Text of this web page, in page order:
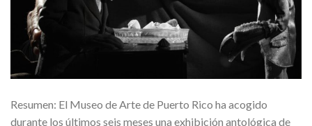
Resumen: El Museo de Arte de Puerto Rico ha acogido
durante los últimos seis meses una exhibición antológica de